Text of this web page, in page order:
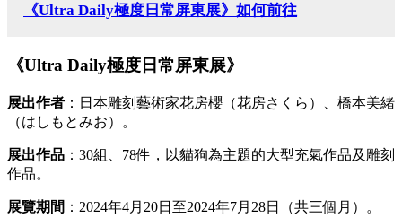
《Ultra Daily極度日常屏東展》如何前往
《Ultra Daily極度日常屏東展》
展出作者 ：日本雕刻藝術家花房櫻（花房さくら）、橋本美緒
（はしもとみお）。
展出作品 ：30組、78件，以貓狗為主題的大型充氣作品及雕刻
作品。
展覽期間 ：2024年4月20日至2024年7月28日（共三個月）。